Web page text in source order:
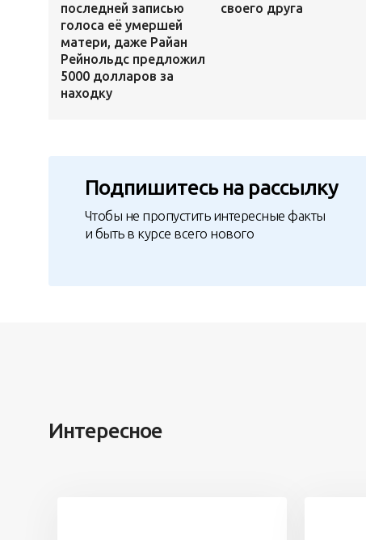
последней записью
голоса её умершей
матери, даже Райан
Рейнольдс предложил
5000 долларов за
находку
своего друга
Подпишитесь на рассылку
Чтобы не пропустить интересные факты
и быть в курсе всего нового
Интересное